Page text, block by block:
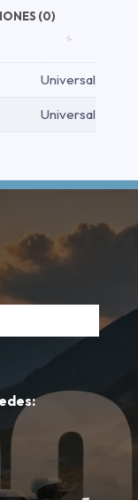
(0)
Universal
Universal